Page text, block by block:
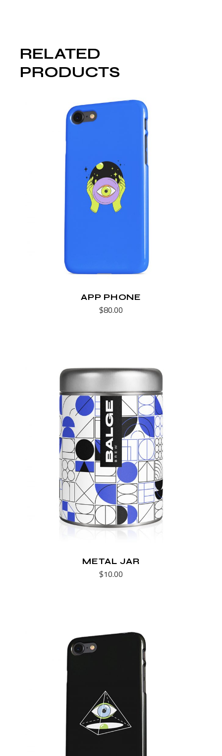
RELATED
PRODUCTS
APP PHONE
$80.00
METAL JAR
$10.00